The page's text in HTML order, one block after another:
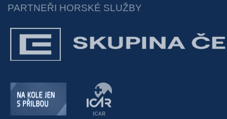
PARTNEŘI HORSKÉ SLUŽBY